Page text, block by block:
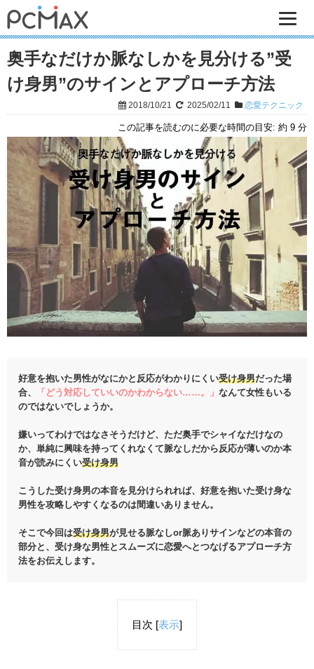
奥手なだけか脈なしかを見分ける”受
け身男”のサインとアプローチ方法
2018/10/21 2025/02/11 恋愛テクニック
この記事を読むのに必要な時間の目安: 約 9 分
好意を抱いた男性がなにかと反応がわかりにくい受け身男だった場
合、
「どう対応していいのかわからない……。」 なんて女性もいる
のではないでしょうか。
嫌いってわけではなさそうだけど、ただ奥手でシャイなだけなの
か、単純に興味を持ってくれなくて脈なしだから反応が薄いのか本
音が読みにくい受け身男
こうした受け身男の本音を見分けられれば、好意を抱いた受け身な
男性を攻略しやすくなるのは間違いありません。
そこで今回は受け身男が見せる脈なしor脈ありサインなどの本音の
部分と、受け身な男性とスムーズに恋愛へとつなげるアプローチ方
法をお伝えします。
目次 [表示]